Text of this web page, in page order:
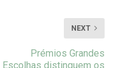
NEXT
Prémios Grandes
Escolhas distinguem os